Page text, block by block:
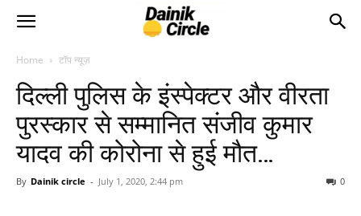
Home टॉप न्यूज़
दिल्ली पुलिस के इंस्पेक्टर और वीरता
पुरस्कार से सम्मानित संजीव कुमार
यादव की कोरोना से हुई मौत…
By Dainik circle - July 1, 2020, 2:44 pm 0